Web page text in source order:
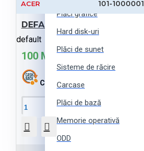
Plăci grafice
Hard disk-uri
Plăci de sunet
Sisteme de răcire
Carcase
Plăci de bază
Memorie operativă
ODD
ACER 101-1000001
DEFAULT-products (ro)
default
100 MDL
Cashback:0 MDL
În Coş